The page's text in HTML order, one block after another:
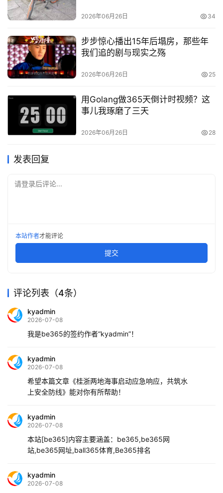
2026年06月26日 34
步步惊心播出15年后塌房，那些年
我们追的剧与现实之殇
2026年06月26日 25
用Golang做365天倒计时视频？这
事儿我琢磨了三天
2026年06月26日 28
发表回复
请登录后评论...
本站作者才能评论
提交
评论列表（4条）
kyadmin
2026-07-08
我是be365的签约作者“kyadmin”！
kyadmin
2026-07-08
希望本篇文章《桂浙两地海事启动应急响应，共筑水
上安全防线》能对你有所帮助！
kyadmin
2026-07-08
本站[be365]内容主要涵盖：be365,be365网
站,be365网址,ball365体育,Be365排名
kyadmin
2026-07-08